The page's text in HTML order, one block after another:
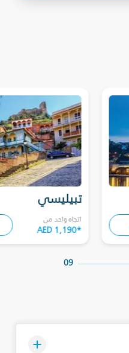
تبيليسي
اتجاه واحد من
AED 1,190*
09